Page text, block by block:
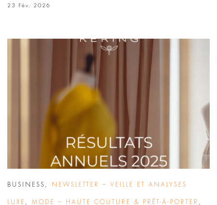
23 Fév. 2026
BUSINESS NEWSLETTER – VEILLE ET ANALYSES
LUXE MODE – HAUTE COUTURE & PRÊT-À-PORTER